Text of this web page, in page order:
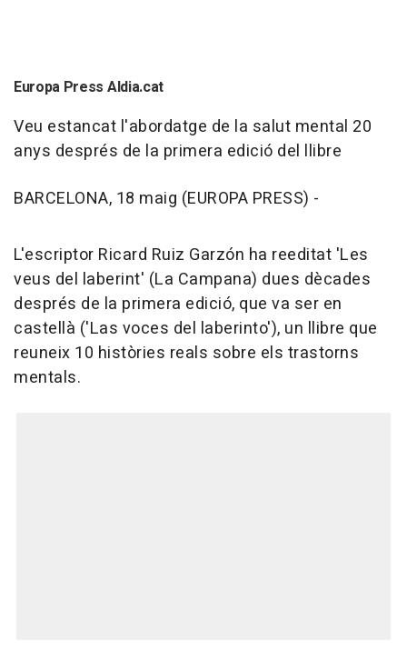
Europa Press Aldia.cat
Veu estancat l'abordatge de la salut mental 20
anys després de la primera edició del llibre
BARCELONA, 18 maig (EUROPA PRESS) -
L'escriptor Ricard Ruiz Garzón ha reeditat 'Les
veus del laberint' (La Campana) dues dècades
després de la primera edició, que va ser en
castellà ('Las voces del laberinto'), un llibre que
reuneix 10 històries reals sobre els trastorns
mentals.